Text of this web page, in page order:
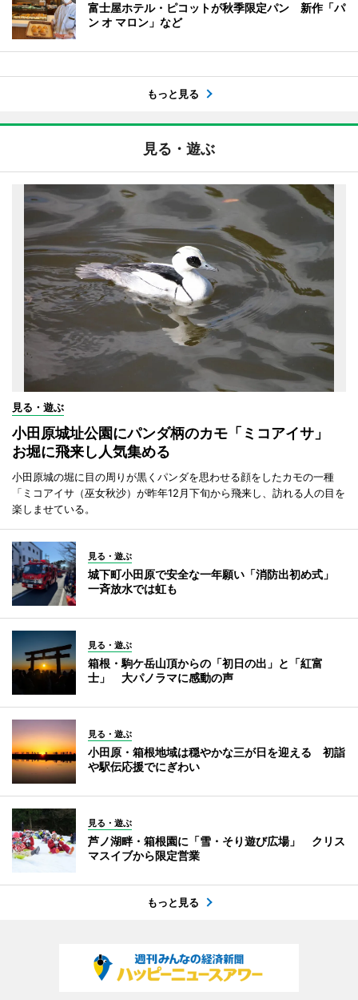
富士屋ホテル・ピコットが秋季限定パン 新作「パ
ン オ マロン」など
もっと見る
見る・遊ぶ
見る・遊ぶ
小田原城址公園にパンダ柄のカモ「ミコアイサ」
お堀に飛来し人気集める
小田原城の堀に目の周りが黒くパンダを思わせる顔をしたカモの一種
「ミコアイサ（巫女秋沙）が昨年12月下旬から飛来し、訪れる人の目を
楽しませている。
見る・遊ぶ
城下町小田原で安全な一年願い「消防出初め式」
一斉放水では虹も
見る・遊ぶ
箱根・駒ケ岳山頂からの「初日の出」と「紅富
士」 大パノラマに感動の声
見る・遊ぶ
小田原・箱根地域は穏やかな三が日を迎える 初詣
や駅伝応援でにぎわい
見る・遊ぶ
芦ノ湖畔・箱根園に「雪・そり遊び広場」 クリス
マスイブから限定営業
もっと見る